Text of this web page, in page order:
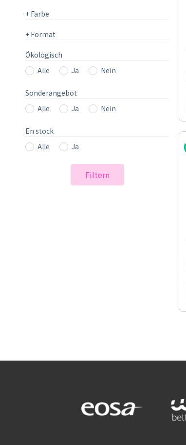
+ Farbe
+ Format
Ökologisch
Alle
Ja Nein
Sonderangebot
Alle
Ja Nein
En stock
Alle
Ja
Filtern